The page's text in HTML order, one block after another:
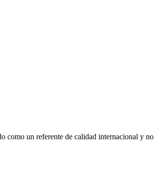
como un referente de calidad internacional y no